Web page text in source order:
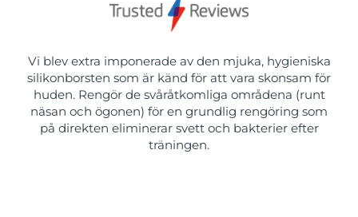
Vi blev extra imponerade av den mjuka, hygieniska
silikonborsten som är känd för att vara skonsam för
huden. Rengör de svåråtkomliga områdena (runt
näsan och ögonen) för en grundlig rengöring som
på direkten eliminerar svett och bakterier efter
träningen.